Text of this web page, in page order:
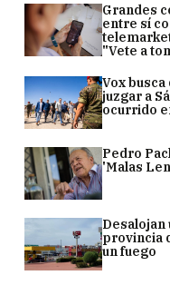
Grandes
entre sí
"Vete a
Vox
juzgar a
ocurrido
Pedro
'Malas
Desalojan
provincia
un fuego